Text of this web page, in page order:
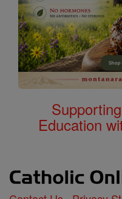
Education